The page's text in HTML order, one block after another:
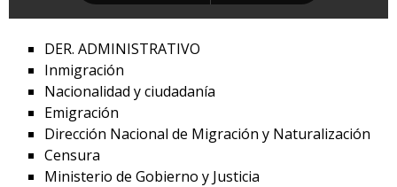
DER. ADMINISTRATIVO
Inmigración
Nacionalidad y ciudadanía
Emigración
Dirección Nacional de Migración y Naturalización
Censura
Ministerio de Gobierno y Justicia